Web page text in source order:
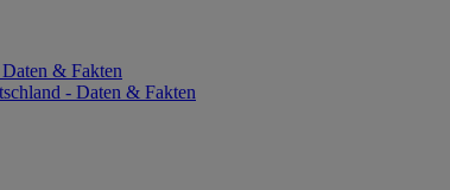
& Fakten
- Daten & Fakten